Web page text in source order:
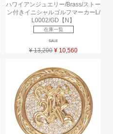
ハワイアンジュエリー/Brass/ストー
ン付きイニシャルゴルフマーカーL/
L0002/GD【N】
在庫一覧
SALE
¥ 13,200 ¥ 10,560